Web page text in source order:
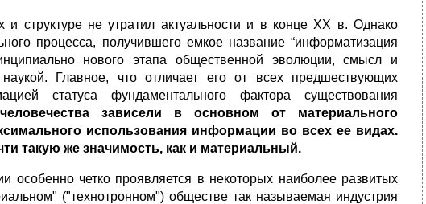
структуре не утратил актуальности и в конце XX в. Однако
процесса, получившего емкое название “информатизация
нового этапа общественной эволюции, смысл и
Главное, что отличает его от всех предшествующих
статуса фундаментального фактора существования
зависели в основном от материального
использования информации во всех ее видах.
такую же значимость, как и материальный.
особенно четко проявляется в некоторых наиболее развитых
("технотронном") обществе так называемая индустрия